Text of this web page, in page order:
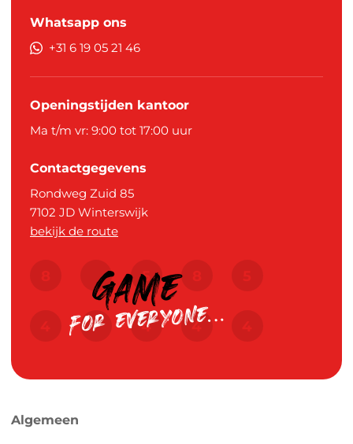
Whatsapp ons
+31 6 19 05 21 46
Openingstijden kantoor
Ma t/m vr: 9:00 tot 17:00 uur
Contactgegevens
Rondweg Zuid 85
7102 JD Winterswijk
bekijk de route
Algemeen